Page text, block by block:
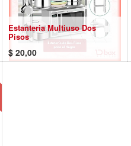
Estanteria Multiuso Dos
Pisos
$ 20,00